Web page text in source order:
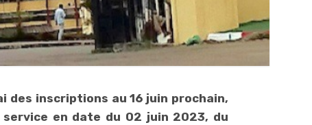
des inscriptions au 16 juin prochain,
en date du 02 juin 2023, du